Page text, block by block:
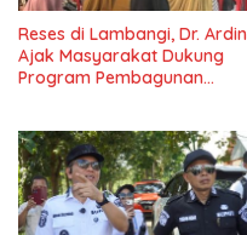
Reses di Lambangi, Dr. Ardin
Ajak Masyarakat Dukung
Program Pembagunan